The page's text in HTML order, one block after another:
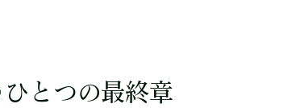
とつの最終章